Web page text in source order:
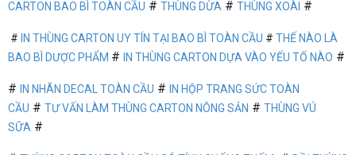
CARTON BAO BÌ TOÀN CẦU # THÙNG DỪA # THÙNG XOÀI #
# IN THÙNG CARTON UY TÍN TẠI BAO BÌ TOÀN CẦU # THẾ NÀO LÀ
BAO BÌ DƯỢC PHẨM # IN THÙNG CARTON DỰA VÀO YẾU TỐ NÀO #
# IN NHÃN DECAL TOÀN CẦU #
IN HỘP TRANG SỨC TOÀN
CẦU # TƯ VẤN LÀM THÙNG CARTON NÔNG SẢN # THÙNG VÚ
SỮA #